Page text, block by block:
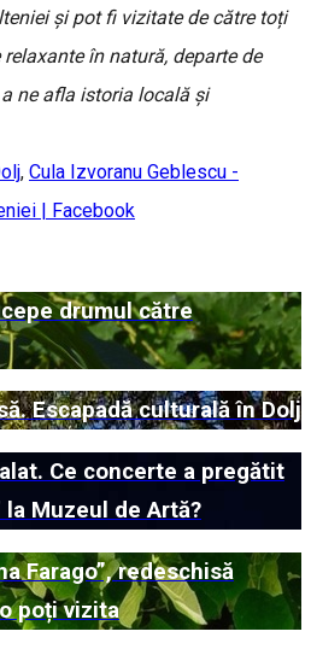
și pot fi vizitate de către toți
în natură, departe de
ne afla istoria locală și
, Cula Izvoranu Geblescu -
| Facebook
drumul către
Escapadă culturală în Dolj
Ce concerte a pregătit
la Muzeul de Artă?
Farago”, redeschisă
poți vizita